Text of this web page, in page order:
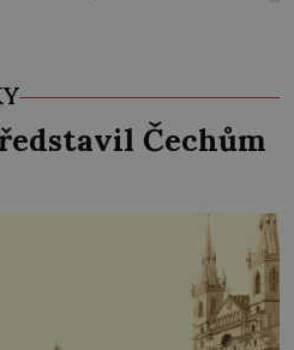
Čechům